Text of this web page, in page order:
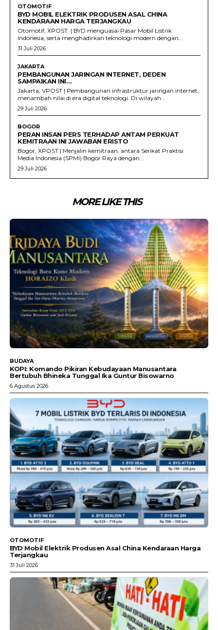
OTOMOTIF
BYD MOBIL ELEKTRIK PRODUSEN ASAL CHINA
KENDARAAN HARGA TERJANGKAU
Otomotif, XPOST | BYD menguasai Pasar Mobil Listrik
Indonesia, serta menghadirkan teknologi modern dengan...
31 Juli 2026
JAKARTA
PEMBANGUNAN JARINGAN INTERNET, DEDEN
SAMPAIKAN INI…
Jakarta, VPOST | Pembangunan infrastruktur jaringan internet,
menambah nilai di era digital teknologi. Di wilayah...
29 Juli 2026
BOGOR
PERAN INSAN PERS TERHADAP ANTAM PERKUAT
KEMITRAAN INI JAWABAN ERISTO
Bogor, XPOST | Menjalin kemitraan, antara Serikat Praktisi
Media Indonesia (SPMI) Bogor Raya dengan...
29 Juli 2026
MORE LIKE THIS
BUDAYA
KOPI: Komando Pikiran Kebudayaan Manusantara
Bertubuh Bhineka Tunggal Ika Guntur Bisowarno
6 Agustus 2026
OTOMOTIF
BYD Mobil Elektrik Produsen Asal China Kendaraan Harga
Terjangkau
31 Juli 2026